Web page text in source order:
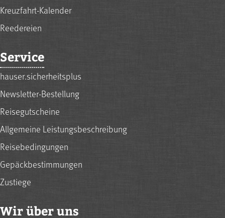
Kreuzfahrt-Kalender
Reedereien
Service
hauser.sicherheitsplus
Newsletter-Bestellung
Reisegutscheine
Allgemeine Leistungsbeschreibung
Reisebedingungen
Gepäckbestimmungen
Zustiege
Wir über uns